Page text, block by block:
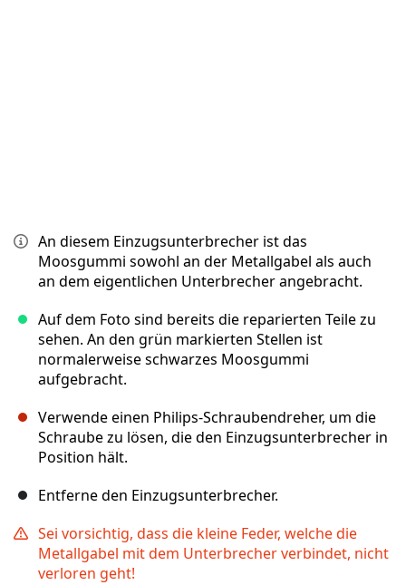
An diesem Einzugsunterbrecher ist das
Moosgummi sowohl an der Metallgabel als auch
an dem eigentlichen Unterbrecher angebracht.
Auf dem Foto sind bereits die reparierten Teile zu
sehen. An den grün markierten Stellen ist
normalerweise schwarzes Moosgummi
aufgebracht.
Verwende einen Philips-Schraubendreher, um die
Schraube zu lösen, die den Einzugsunterbrecher in
Position hält.
Entferne den Einzugsunterbrecher.
Sei vorsichtig, dass die kleine Feder, welche die
Metallgabel mit dem Unterbrecher verbindet, nicht
verloren geht!